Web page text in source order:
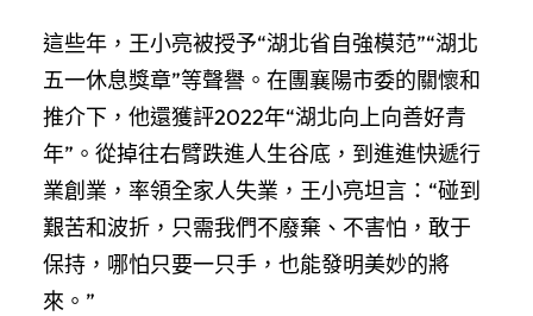
這些年，王小亮被授予“湖北省自強模范”“湖北
五一休息獎章”等聲譽。在團襄陽市委的關懷和
推介下，他還獲評2022年“湖北向上向善好青
年”。從掉往右臂跌進人生谷底，到進進快遞行
業創業，率領全家人失業，王小亮坦言：“碰到
艱苦和波折，只需我們不廢棄、不害怕，敢于
保持，哪怕只要一只手，也能發明美妙的將
來。”